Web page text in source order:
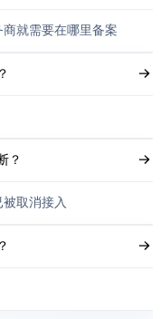
就需要在哪里备案
？
取消接入